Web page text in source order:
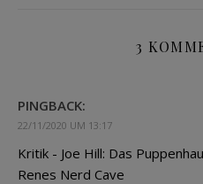
3
PINGBACK:
22/11/2020 UM 13:17
Kritik - Joe Hill: Das
Renes Nerd Cave